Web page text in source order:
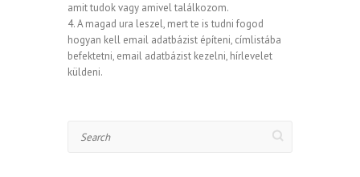
amit tudok vagy amivel találkozom.
4. A magad ura leszel, mert te is tudni fogod
hogyan kell email adatbázist építeni, címlistába
befektetni, email adatbázist kezelni, hírlevelet
küldeni.